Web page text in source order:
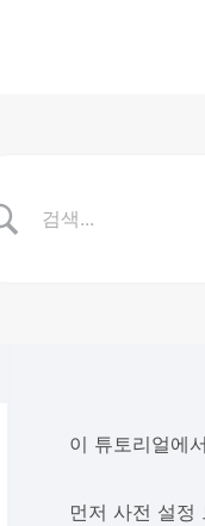
이 튜토리얼에
먼저 사전 설정